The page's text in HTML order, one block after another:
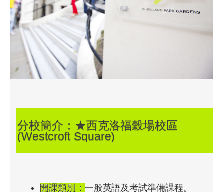
分校簡介：★西克洛福穀場校區
(Westcroft Square)
開課類別：一般英語及考試準備課程。